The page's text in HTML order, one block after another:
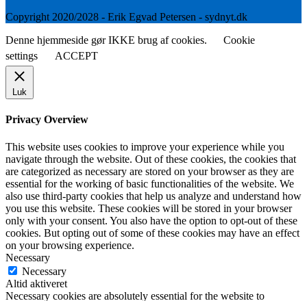
Copyright 2020/2028 - Erik Egvad Petersen - sydnyt.dk
Denne hjemmeside gør IKKE brug af cookies.
Cookie
settings
ACCEPT
Luk
Privacy Overview
This website uses cookies to improve your experience while you
navigate through the website. Out of these cookies, the cookies that
are categorized as necessary are stored on your browser as they are
essential for the working of basic functionalities of the website. We
also use third-party cookies that help us analyze and understand how
you use this website. These cookies will be stored in your browser
only with your consent. You also have the option to opt-out of these
cookies. But opting out of some of these cookies may have an effect
on your browsing experience.
Necessary
Necessary
Altid aktiveret
Necessary cookies are absolutely essential for the website to